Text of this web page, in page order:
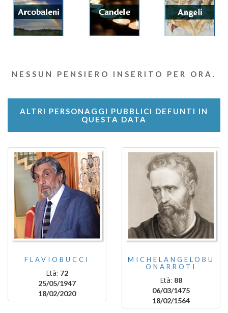
NESSUN PENSIERO INSERITO PER ORA.
ALTRI PERSONAGGI PUBBLICI DEFUNTI IN
QUESTA DATA
FLAVIOBUCCI
Età: 72
25/05/1947
18/02/2020
MICHELANGELOBU
ONARROTI
Età: 88
06/03/1475
18/02/1564